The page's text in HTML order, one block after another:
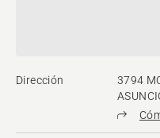
Dirección
3794